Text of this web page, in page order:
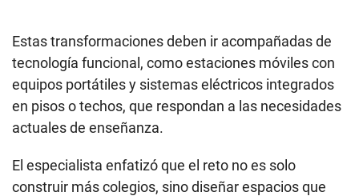
Estas transformaciones deben ir acompañadas de
tecnología funcional, como estaciones móviles con
equipos portátiles y sistemas eléctricos integrados
en pisos o techos, que respondan a las necesidades
actuales de enseñanza.
El especialista enfatizó que el reto no es solo
construir más colegios, sino diseñar espacios que